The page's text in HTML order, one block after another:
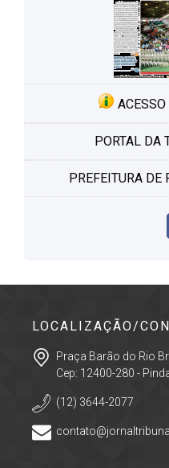
ACESSO
PORTAL DA
PREFEITURA
LOCALIZAÇÃO/
Praça Barão do Rio
Cep: 12400-280 -
(12) 3644-2077